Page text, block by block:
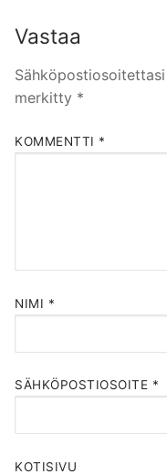
Vastaa
merkitty *
KOMMENTTI *
NIMI *
SÄHKÖPOSTIOSOITE *
KOTISIVU